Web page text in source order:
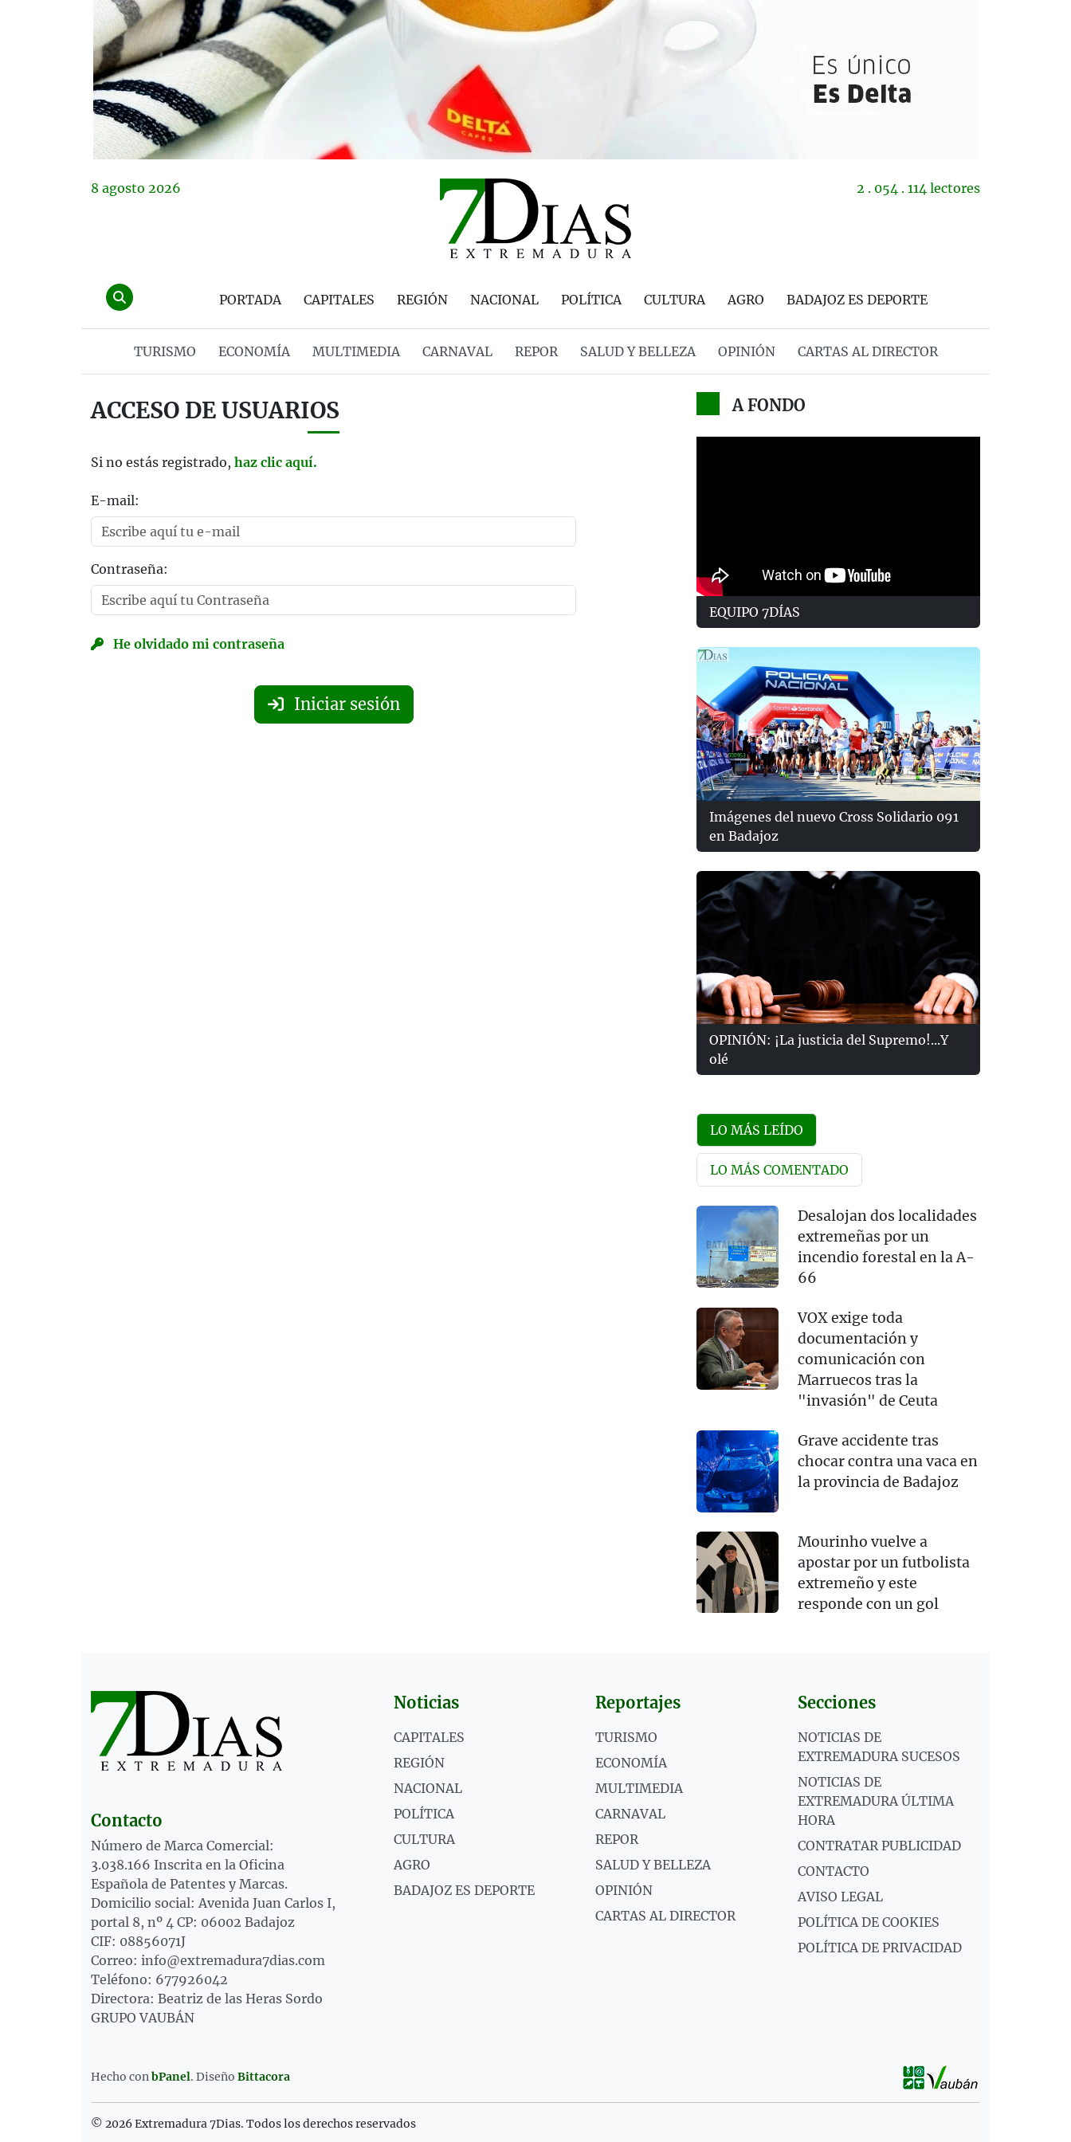
8 agosto 2026 2 . 054 . 114 lectores
PORTADA CAPITALES REGIÓN NACIONAL POLÍTICA CULTURA AGRO BADAJOZ ES DEPORTE
TURISMO ECONOMÍA MULTIMEDIA CARNAVAL REPOR SALUD Y BELLEZA OPINIÓN CARTAS AL DIRECTOR
ACCESO DE USUARIOS
Si no estás registrado, haz clic aquí.
E-mail:
Contraseña:
He olvidado mi contraseña
Iniciar sesión
A FONDO
EQUIPO 7DÍAS
Imágenes del nuevo Cross Solidario 091
en Badajoz
OPINIÓN: ¡La justicia del Supremo!...Y
olé
LO MÁS LEÍDO
LO MÁS COMENTADO
Desalojan dos localidades
extremeñas por un
incendio forestal en la A-
66
VOX exige toda
documentación y
comunicación con
Marruecos tras la
"invasión" de Ceuta
Grave accidente tras
chocar contra una vaca en
la provincia de Badajoz
Mourinho vuelve a
apostar por un futbolista
extremeño y este
responde con un gol
Contacto
Número de Marca Comercial:
3.038.166 Inscrita en la Oficina
Española de Patentes y Marcas.
Domicilio social: Avenida Juan Carlos I,
portal 8, nº 4 CP: 06002 Badajoz
CIF: 08856071J
Correo: info@extremadura7dias.com
Teléfono: 677926042
Directora: Beatriz de las Heras Sordo
GRUPO VAUBÁN
Noticias
CAPITALES
REGIÓN
NACIONAL
POLÍTICA
CULTURA
AGRO
BADAJOZ ES DEPORTE
Reportajes
TURISMO
ECONOMÍA
MULTIMEDIA
CARNAVAL
REPOR
SALUD Y BELLEZA
OPINIÓN
CARTAS AL DIRECTOR
Secciones
NOTICIAS DE
EXTREMADURA SUCESOS
NOTICIAS DE
EXTREMADURA ÚLTIMA
HORA
CONTRATAR PUBLICIDAD
CONTACTO
AVISO LEGAL
POLÍTICA DE COOKIES
POLÍTICA DE PRIVACIDAD
Hecho conbPanel. Diseño Bittacora
© 2026 Extremadura 7Dias. Todos los derechos reservados